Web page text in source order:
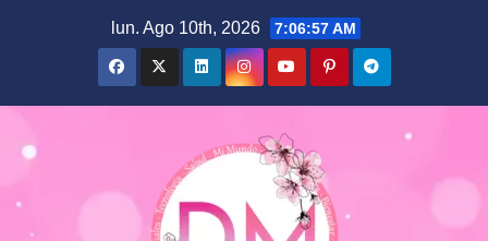
lun. Ago 10th, 2026 7:06:58 AM